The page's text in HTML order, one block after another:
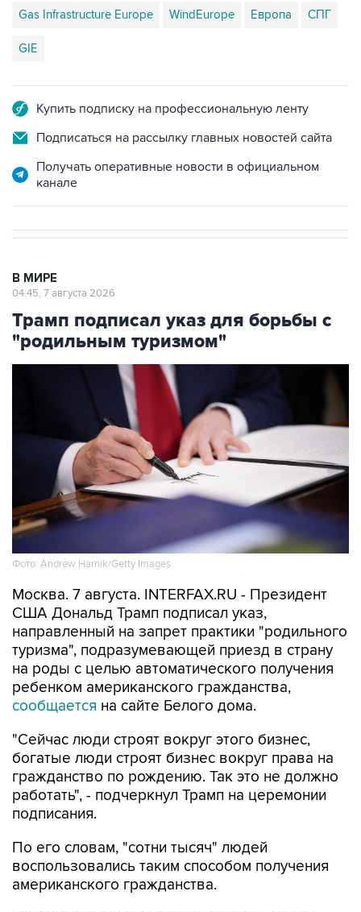
GIE
Подписаться на рассылку главных новостей сайта
Получать оперативные новости в официальном
Трамп подписал указ для борьбы с
"родильным туризмом"
Фото: Andrew Harnik/Getty Images
Москва. 7 августа. INTERFAX.RU - Президент
направленный на запрет практики "родильного
туризма", подразумевающей приезд в страну
на роды с целью автоматического получения
ребенком американского гражданства,
сообщаетсяна сайте Белого дома.
"Сейчас люди строят вокруг этого бизнес,
гражданство по рождению. Так это не должно
работать", - подчеркнул Трамп на церемонии
подписания.
По его словам, "сотни тысяч" людей
американского гражданства.
Президент подписал еще один указ, также